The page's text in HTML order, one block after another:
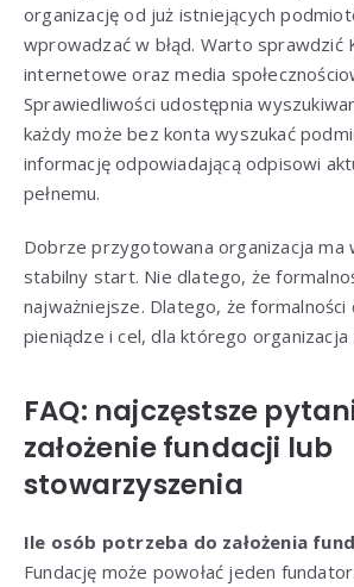
organizację od już istniejących
wprowadzać w błąd. Warto sprawdzić
internetowe oraz media
Sprawiedliwości udostępnia
każdy może bez konta wyszukać
informację odpowiadającą odpisowi
pełnemu.
Dobrze przygotowana organizacja ma
stabilny start. Nie dlatego, że
najważniejsze. Dlatego, że formalności
pieniądze i cel, dla którego organizacja
FAQ: najczęstsze
założenie fundacji lub
stowarzyszenia
Ile osób potrzeba do założenia
Fundację może powołać jeden